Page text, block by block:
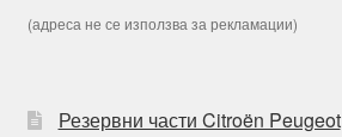
(адреса не се използва за рекламации)
Резервни части Citroën Peugeot